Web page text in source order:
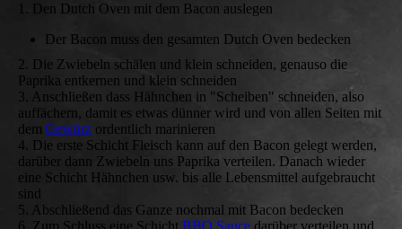
1. Den Dutch Oven mit dem Bacon auslegen
Der Bacon muss den gesamten Dutch Oven bedecken
2. Die Zwiebeln schälen und klein schneiden, genauso die
Paprika entkernen und klein schneiden
3. Anschließen dass Hähnchen in "Scheiben" schneiden, also
auffächern, damit es etwas dünner wird und von allen Seiten mit
dem Gewürz ordentlich marinieren
4. Die erste Schicht Fleisch kann auf den Bacon gelegt werden,
darüber dann Zwiebeln uns Paprika verteilen. Danach wieder
eine Schicht Hähnchen usw. bis alle Lebensmittel aufgebraucht
sind
5. Abschließend das Ganze nochmal mit Bacon bedecken
6. Zum Schluss eine Schicht BBQ Sauce darüber verteilen und